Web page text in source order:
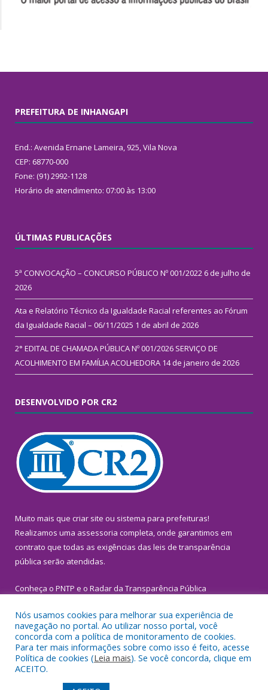
PREFEITURA DE INHANGAPI
End.: Avenida Ernane Lameira, 925, Vila Nova
CEP: 68770-000
Fone: (91) 2992-1128
Horário de atendimento: 07:00 às 13:00
ÚLTIMAS PUBLICAÇÕES
5ª CONVOCAÇÃO – CONCURSO PÚBLICO Nº 001/2022 6 de julho de
2026
Ata e Relatório Técnico da Igualdade Racial referentes ao Fórum
da Igualdade Racial – 06/11/2025 1 de abril de 2026
2° EDITAL DE CHAMADA PÚBLICA Nº 001/2026 SERVIÇO DE
ACOLHIMENTO EM FAMÍLIA ACOLHEDORA 14 de janeiro de 2026
DESENVOLVIDO POR CR2
Muito mais que criar site ou sistema para prefeituras!
Realizamos uma assessoria completa, onde garantimos em
contrato que todas as exigências das leis de transparência
pública serão atendidas.
Conheça o PNTP e o Radar da Transparência Pública
Todos os direitos reservados a Prefeitura Municipal de
Inhangapi.
Nós usamos cookies para melhorar sua experiência de
navegação no portal. Ao utilizar nosso portal, você
concorda com a política de monitoramento de cookies.
Para ter mais informações sobre como isso é feito, acesse
Política de cookies (Leia mais). Se você concorda, clique em
ACEITO.